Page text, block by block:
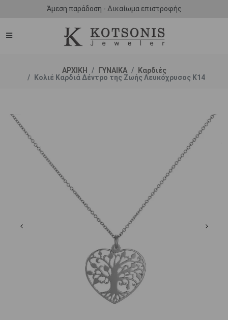
Άμεση παράδοση - Δικαίωμα επιστροφής
ΑΡΧΙΚΗ ΓΥΝΑΙΚΑ
Καρδιές
Κολιέ Καρδιά Δέντρο της Ζωής Λευκόχρυσος Κ14